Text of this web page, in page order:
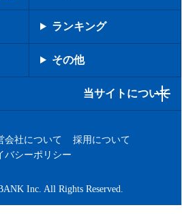
ランキング
その他
当サイトについて
会社について
採用について
バシーポリシー
Inc. All Rights Reserved.